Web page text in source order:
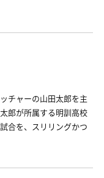
チャーの山田太郎を主
郎が所属する明訓高校
合を、スリリングかつ